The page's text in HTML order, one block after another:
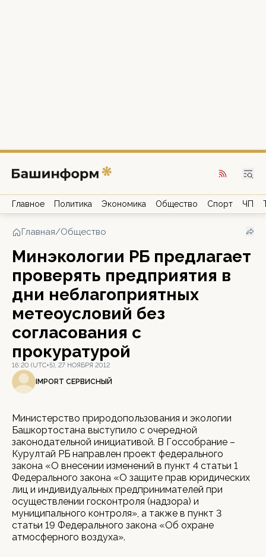
Главное Политика Экономика Общество Спорт ЧП
Главная/Общество
Минэкологии РБ предлагает
проверять предприятия в
дни неблагоприятных
метеоусловий без
согласования с
прокуратурой
16:20 (UTC+5), 27 НОЯБРЯ 2012
IMPORT СЕРВИСНЫЙ
Министерство природопользования и экологии
Башкортостана выступило с очередной
законодательной инициативой. В Госсобрание –
Курултай РБ направлен проект федерального
закона «О внесении изменений в пункт 4 статьи 1
Федерального закона «О защите прав юридических
лиц и индивидуальных предпринимателей при
осуществлении госконтроля (надзора) и
муниципального контроля», а также в пункт 3
статьи 19 Федерального закона «Об охране
атмосферного воздуха».